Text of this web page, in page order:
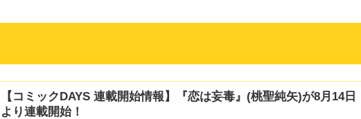
【コミックDAYS 連載開始情報】『恋は妄毒』(桃聖純矢)が8月14日
より連載開始！